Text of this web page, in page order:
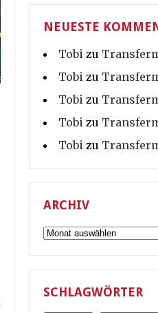
NEUESTE
Tobi zu
Tobi zu
Tobi zu
Tobi zu
Tobi zu
ARCHIV
Archiv
SCHLAGWÖRTER